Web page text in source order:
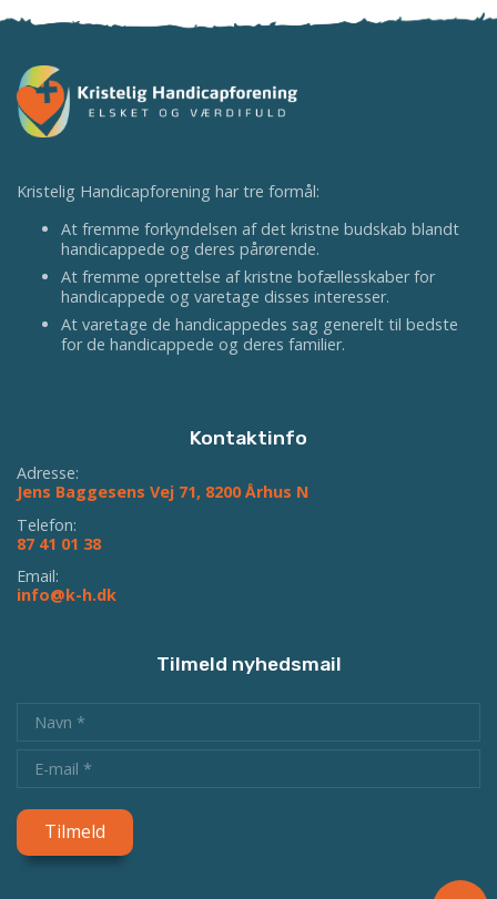
Kristelig Handicapforening har tre formål:
At fremme forkyndelsen af det kristne budskab blandt
handicappede og deres pårørende.
At fremme oprettelse af kristne bofællesskaber for
handicappede og varetage disses interesser.
At varetage de handicappedes sag generelt til bedste
for de handicappede og deres familier.
Kontaktinfo
Adresse:
Jens Baggesens Vej 71, 8200 Århus N
Telefon:
87 41 01 38
Email:
info@k-h.dk
Tilmeld nyhedsmail